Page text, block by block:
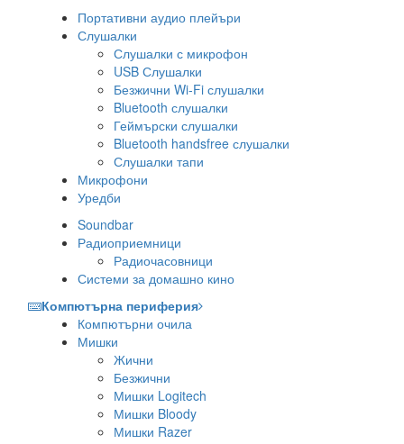
Портативни аудио плейъри
Слушалки
Слушалки с микрофон
USB Слушалки
Безжични Wi-Fi слушалки
Bluetooth слушалки
Геймърски слушалки
Bluetooth handsfree слушалки
Слушалки тапи
Микрофони
Уредби
Soundbar
Радиоприемници
Радиочасовници
Системи за домашно кино
Компютърна периферия
Компютърни очила
Мишки
Жични
Безжични
Мишки Logitech
Мишки Bloody
Мишки Razer